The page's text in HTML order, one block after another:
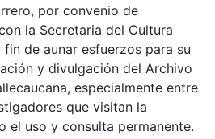
por convenio de
la Secretaria del Cultura
de aunar esfuerzos para su
y divulgación del Archivo
especialmente entre
que visitan la
el uso y consulta permanente.